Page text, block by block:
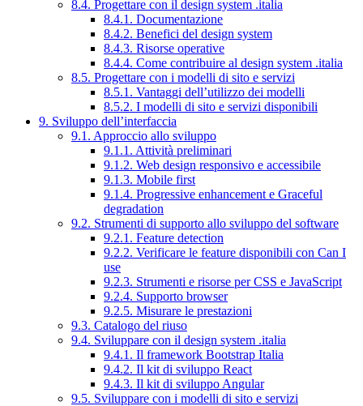
8.4. Progettare con il design system .italia
8.4.1. Documentazione
8.4.2. Benefici del design system
8.4.3. Risorse operative
8.4.4. Come contribuire al design system .italia
8.5. Progettare con i modelli di sito e servizi
8.5.1. Vantaggi dell’utilizzo dei modelli
8.5.2. I modelli di sito e servizi disponibili
9. Sviluppo dell’interfaccia
9.1. Approccio allo sviluppo
9.1.1. Attività preliminari
9.1.2. Web design responsivo e accessibile
9.1.3. Mobile first
9.1.4. Progressive enhancement e Graceful
degradation
9.2. Strumenti di supporto allo sviluppo del software
9.2.1. Feature detection
9.2.2. Verificare le feature disponibili con Can I
use
9.2.3. Strumenti e risorse per CSS e JavaScript
9.2.4. Supporto browser
9.2.5. Misurare le prestazioni
9.3. Catalogo del riuso
9.4. Sviluppare con il design system .italia
9.4.1. Il framework Bootstrap Italia
9.4.2. Il kit di sviluppo React
9.4.3. Il kit di sviluppo Angular
9.5. Sviluppare con i modelli di sito e servizi